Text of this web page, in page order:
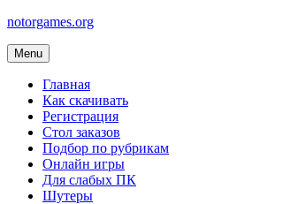
Skip
content
notorgames.org
Menu
Главная
Как скачивать
Регистрация
Стол заказов
Подбор по рубрикам
Онлайн игры
Для слабых ПК
Шутеры